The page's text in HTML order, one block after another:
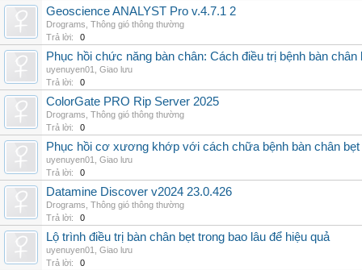
Geoscience ANALYST Pro v.4.7.1 2
Drograms Thông gió thông thường
Trả lời:
0
Phục hồi chức năng bàn chân: Cách điều trị bệnh bàn chân
uyenuyen01
Giao lưu
Trả lời:
0
ColorGate PRO Rip Server 2025
Drograms Thông gió thông thường
Trả lời:
0
Phục hồi cơ xương khớp với cách chữa bệnh bàn chân bẹt
uyenuyen01
Giao lưu
Trả lời:
0
Datamine Discover v2024 23.0.426
Drograms Thông gió thông thường
Trả lời:
0
Lộ trình điều trị bàn chân bẹt trong bao lâu để hiệu quả
uyenuyen01
Giao lưu
Trả lời:
0